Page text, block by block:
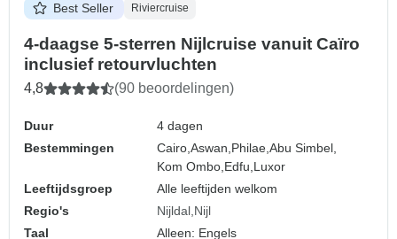
Best Seller Riviercruise
4-daagse 5-sterren Nijlcruise vanuit Caïro
inclusief retourvluchten
4,8 (90 beoordelingen)
Duur
4 dagen
Bestemmingen
Cairo,Aswan, Philae,Abu Simbel,
Kom Ombo, Edfu, Luxor
Leeftijdsgroep
Alle leeftijden welkom
Regio's
Nijldal Nijl
Taal
Alleen: Engels